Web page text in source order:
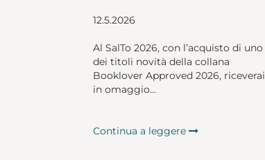
12.5.2026
Al SalTo 2026, con l’acquisto di uno
dei titoli novità della collana
Booklover Approved 2026, riceverai
in omaggio...
Continua a leggere